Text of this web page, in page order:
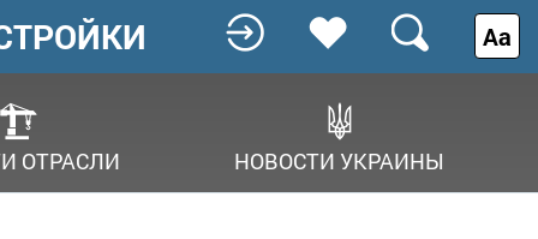
ОТРАСЛИ НОВОСТИ УКРАИНЫ
Аа